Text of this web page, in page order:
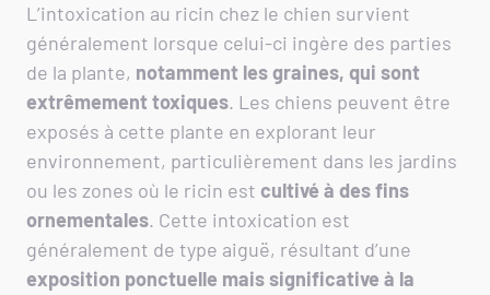
L’intoxication au ricin chez le chien survient
généralement lorsque celui-ci ingère des parties
de la plante, notamment les graines, qui sont
extrêmement toxiques. Les chiens peuvent être
exposés à cette plante en explorant leur
environnement, particulièrement dans les jardins
ou les zones où le ricin est cultivé à des fins
ornementales. Cette intoxication est
généralement de type aiguë, résultant d’une
exposition ponctuelle mais significative à la